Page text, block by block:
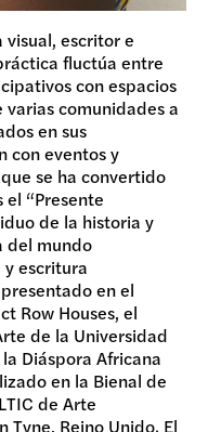
visual, escritor e
fluctúa entre
con espacios
comunidades a
en sus
con eventos y
se ha convertido
“Presente
de la historia y
del mundo
escritura
en el
Row Houses, el
de la Universidad
Diáspora Africana
en la Bienal de
de Arte
Reino Unido. El